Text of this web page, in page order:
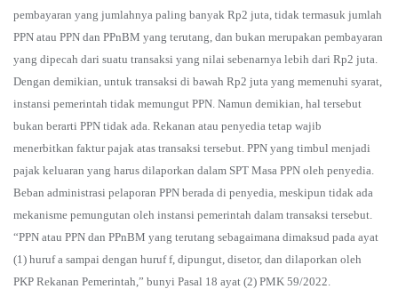
pembayaran yang jumlahnya paling banyak Rp2 juta, tidak termasuk jumlah
PPN atau PPN dan PPnBM yang terutang, dan bukan merupakan pembayaran
yang dipecah dari suatu transaksi yang nilai sebenarnya lebih dari Rp2 juta.
Dengan demikian, untuk transaksi di bawah Rp2 juta yang memenuhi syarat,
instansi pemerintah tidak memungut PPN. Namun demikian, hal tersebut
bukan berarti PPN tidak ada. Rekanan atau penyedia tetap wajib
menerbitkan faktur pajak atas transaksi tersebut. PPN yang timbul menjadi
pajak keluaran yang harus dilaporkan dalam SPT Masa PPN oleh penyedia.
Beban administrasi pelaporan PPN berada di penyedia, meskipun tidak ada
mekanisme pemungutan oleh instansi pemerintah dalam transaksi tersebut.
“PPN atau PPN dan PPnBM yang terutang sebagaimana dimaksud pada ayat
(1) huruf a sampai dengan huruf f, dipungut, disetor, dan dilaporkan oleh
PKP Rekanan Pemerintah,” bunyi Pasal 18 ayat (2) PMK 59/2022.